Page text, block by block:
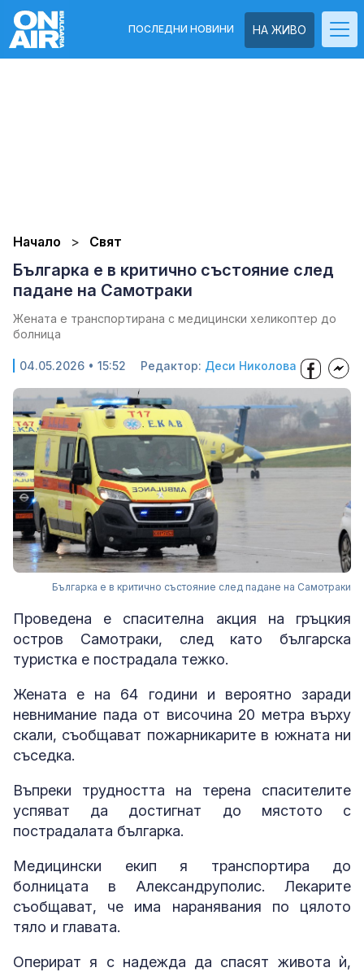
НА ЖИВО
ПОСЛЕДНИ НОВИНИ
Начало Свят
Българка е в критично състояние след
падане на Самотраки
Жената е транспортирана с медицински хеликоптер до
болница
04.05.2026 • 15:52 Редактор: Деси Николова
Българка е в критично състояние след падане на Самотраки
Проведена е спасителна акция на гръцкия
остров Самотраки, след като българска
туристка е пострадала тежко.
Жената е на 64 години и вероятно заради
невнимание пада от височина 20 метра върху
скали, съобщават пожарникарите в южната ни
съседка.
Въпреки трудността на терена спасителите
успяват да достигнат до мястото с
пострадалата българка.
Медицински екип я транспортира до
болницата в Александруполис. Лекарите
съобщават, че има наранявания по цялото
тяло и главата.
Оперират я с надежда да спасят живота ѝ,